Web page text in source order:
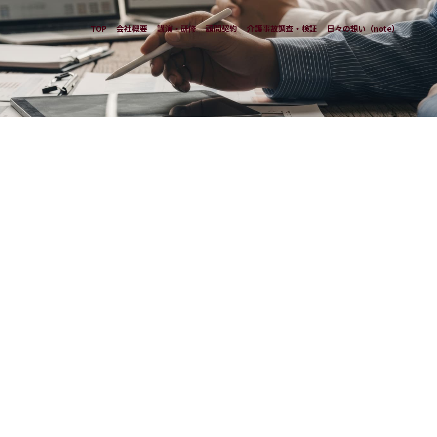
TOP 会社概要 講演・研修 顧問契約 介護事故調査・検証 日々の想い（note）